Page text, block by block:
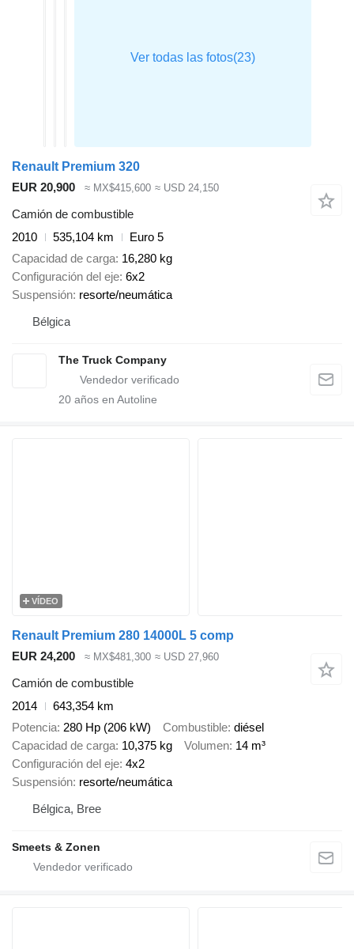
Renault Premium 320
EUR 20,900
≈ MX$415,600 ≈ USD 24,150
Camión de combustible
2010
535,104 km
Euro 5
Capacidad de carga 16,280 kg
Configuración del eje 6x2
Suspensión resorte/neumática
Bélgica
The Truck Company
20 años en Autoline
VÍDEO
Renault Premium 280 14000L 5 comp
EUR 24,200
≈ MX$481,300 ≈ USD 27,960
Camión de combustible
2014
643,354 km
Potencia 280 Hp (206 kW) Combustible diésel
Capacidad de carga 10,375 kg Volumen 14 m³
Configuración del eje 4x2
Suspensión resorte/neumática
Bélgica, Bree
Smeets & Zonen